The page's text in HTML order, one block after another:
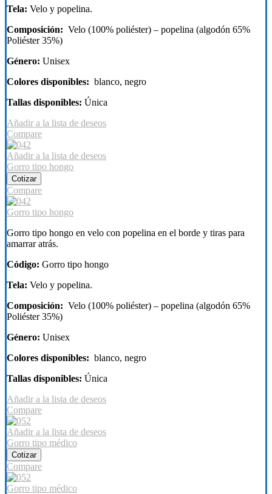
Tela: Velo y popelina.
Composición: Velo (100% poliéster) – popelina (algodón 65%
Poliéster 35%)
Género: Unisex
Colores disponibles: blanco, negro
Tallas disponibles: Única
Añadir a la lista de deseos
Compare
Añadir a la lista de deseos
Gorro tipo hongo
Cotizar
Compare
Gorro tipo hongo
Gorro tipo hongo en velo con popelina en el borde y tiras para
amarrar atrás.
Código: Gorro tipo hongo
Tela: Velo y popelina.
Composición: Velo (100% poliéster) – popelina (algodón 65%
Poliéster 35%)
Género: Unisex
Colores disponibles: blanco, negro
Tallas disponibles: Única
Añadir a la lista de deseos
Compare
Añadir a la lista de deseos
Gorro tipo médico
Cotizar
Compare
Gorro tipo médico